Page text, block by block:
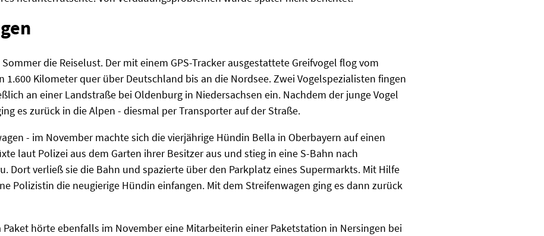
die Reiselust. Der mit einem GPS-Tracker ausgestattete Greifvogel flog vom
1.600 Kilometer quer über Deutschland bis an die Nordsee. Zwei Vogelspezialisten fingen
an einer Landstraße bei Oldenburg in Niedersachsen ein. Nachdem der junge Vogel
es zurück in die Alpen - diesmal per Transporter auf der Straße.
- im November machte sich die vierjährige Hündin Bella in Oberbayern auf einen
laut Polizei aus dem Garten ihrer Besitzer aus und stieg in eine S-Bahn nach
Dort verließ sie die Bahn und spazierte über den Parkplatz eines Supermarkts. Mit Hilfe
Polizistin die neugierige Hündin einfangen. Mit dem Streifenwagen ging es dann zurück
Paket hörte ebenfalls im November eine Mitarbeiterin einer Paketstation in Nersingen bei